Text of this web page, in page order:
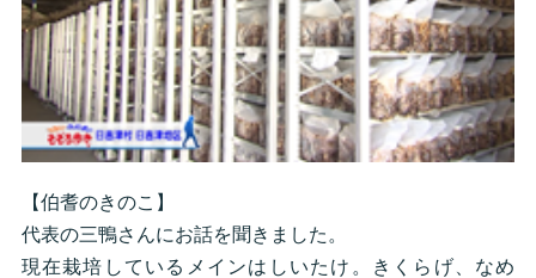
【伯耆のきのこ】
代表の三鴨さんにお話を聞きました。
現在栽培しているメインはしいたけ。きくらげ、なめ